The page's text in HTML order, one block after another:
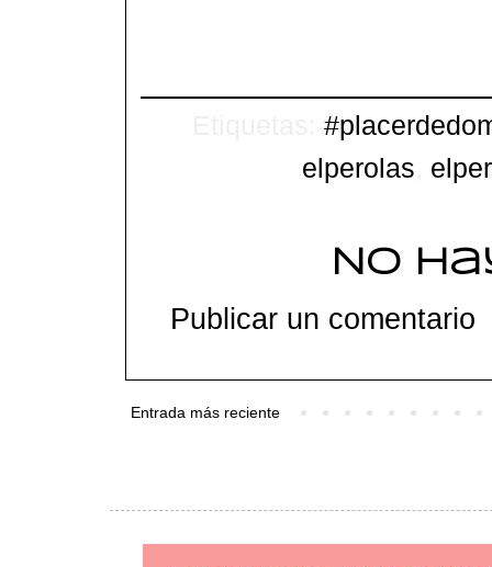
Etiquetas:
elperolas
No
Publicar un comentario
Entrada más reciente